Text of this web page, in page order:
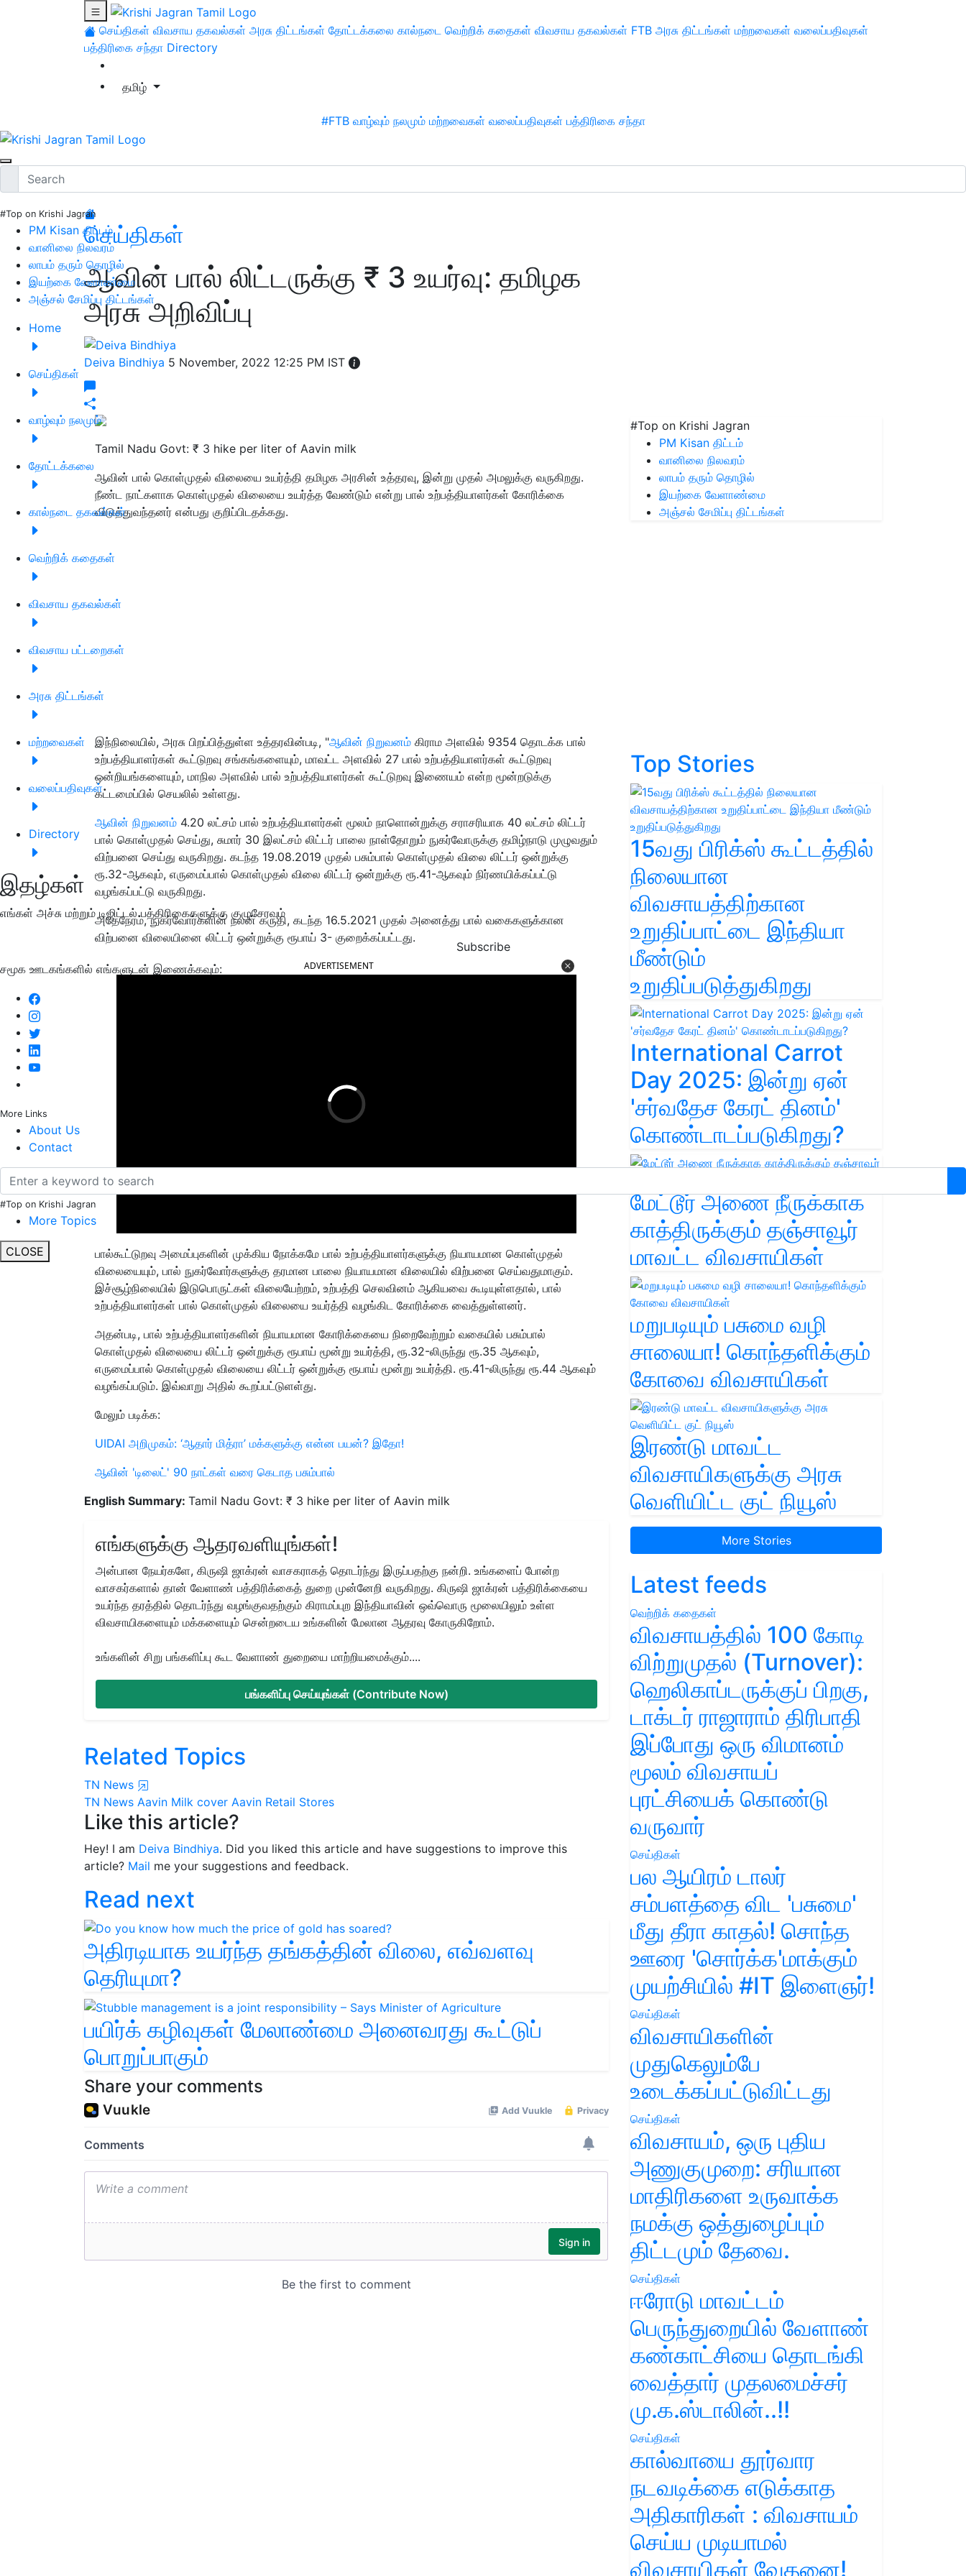
செய்திகள் விவசாய தகவல்கள் அரசு திட்டங்கள் தோட்டக்கலை கால்நடை வெற்றிக் கதைகள் விவசாய தகவல்கள் FTB அரசு திட்டங்கள் மற்றவைகள் வலைப்பதிவுகள்
பத்திரிகை சந்தா Directory
தமிழ்
#FTB வாழ்வும் நலமும் மற்றவைகள் வலைப்பதிவுகள் பத்திரிகை சந்தா
#Top on Krishi Jagran
PM Kisan திட்டம்
வானிலை நிலவரம்
லாபம் தரும் தொழில்
இயற்கை வேளாண்மை
அஞ்சல் சேமிப்பு திட்டங்கள்
Home
செய்திகள்
வாழ்வும் நலமும்
தோட்டக்கலை
கால்நடை தகவல்கள்
வெற்றிக் கதைகள்
விவசாய தகவல்கள்
விவசாய பட்டறைகள்
அரசு திட்டங்கள்
மற்றவைகள்
வலைப்பதிவுகள்
Directory
இதழ்கள்
எங்கள் அச்சு மற்றும் டிஜிட்டல் பத்திரிகைகளுக்கு குழுசேரவும்
Subscribe
சமூக ஊடகங்களில் எங்களுடன் இணைக்கவும்:
More Links
About Us
Contact
#Top on Krishi Jagran
More Topics
CLOSE
செய்திகள்
ஆவின் பால் லிட்டருக்கு ₹ 3 உயர்வு: தமிழக
அரசு அறிவிப்பு
Deiva Bindhiya 5 November, 2022 12:25 PM IST
Tamil Nadu Govt: ₹ 3 hike per liter of Aavin milk
ஆவின் பால் கொள்முதல் விலையை உயர்த்தி தமிழக அரசின் உத்தரவு, இன்று முதல் அமலுக்கு வருகிறது.
நீண்ட நாட்களாக கொள்முதல் விலையை உயர்த்த வேண்டும் என்று பால் உற்பத்தியாளர்கள் கோரிக்கை
விடுத்துவந்தனர் என்பது குறிப்பிடதக்கது.
இந்நிலையில், அரசு பிறப்பித்துள்ள உத்தரவின்படி, "ஆவின் நிறுவனம் கிராம அளவில் 9354 தொடக்க பால்
உற்பத்தியாளர்கள் கூட்டுறவு சங்கங்களையும், மாவட்ட அளவில் 27 பால் உற்பத்தியாளர்கள் கூட்டுறவு
ஒன்றியங்களையும், மாநில அளவில் பால் உற்பத்தியாளர்கள் கூட்டுறவு இணையம் என்ற மூன்றடுக்கு
கட்டமைப்பில் செயலில் உள்ளது.
ஆவின் நிறுவனம் 4.20 லட்சம் பால் உற்பத்தியாளர்கள் மூலம் நாளொன்றுக்கு சராசரியாக 40 லட்சம் லிட்டர்
பால் கொள்முதல் செய்து, சுமார் 30 இலட்சம் லிட்டர் பாலை நாள்தோறும் நுகர்வோருக்கு தமிழ்நாடு முழுவதும்
விற்பனை செய்து வருகிறது. கடந்த 19.08.2019 முதல் பசும்பால் கொள்முதல் விலை லிட்டர் ஒன்றுக்கு
ரூ.32-ஆகவும், எருமைப்பால் கொள்முதல் விலை லிட்டர் ஒன்றுக்கு ரூ.41-ஆகவும் நிர்ணயிக்கப்பட்டு
வழங்கப்பட்டு வருகிறது.
அதேநேரம், நுகர்வோர்களின் நலன் கருதி, கடந்த 16.5.2021 முதல் அனைத்து பால் வகைகளுக்கான
விற்பனை விலையினை லிட்டர் ஒன்றுக்கு ரூபாய் 3- குறைக்கப்பட்டது.
ADVERTISEMENT
பால்கூட்டுறவு அமைப்புகளின் முக்கிய நோக்கமே பால் உற்பத்தியாளர்களுக்கு நியாயமான கொள்முதல்
விலையையும், பால் நுகர்வோர்களுக்கு தரமான பாலை நியாயமான விலையில் விற்பனை செய்வதுமாகும்.
இச்சூழ்நிலையில் இடுபொருட்கள் விலையேற்றம், உற்பத்தி செலவினம் ஆகியவை கூடியுள்ளதால், பால்
உற்பத்தியாளர்கள் பால் கொள்முதல் விலையை உயர்த்தி வழங்கிட கோரிக்கை வைத்துள்ளனர்.
அதன்படி, பால் உற்பத்தியாளர்களின் நியாயமான கோரிக்கையை நிறைவேற்றும் வகையில் பசும்பால்
கொள்முதல் விலையை லிட்டர் ஒன்றுக்கு ரூபாய் மூன்று உயர்த்தி, ரூ.32-லிருந்து ரூ.35 ஆகவும்,
எருமைப்பால் கொள்முதல் விலையை லிட்டர் ஒன்றுக்கு ரூபாய் மூன்று உயர்த்தி. ரூ.41-லிருந்து ரூ.44 ஆகவும்
வழங்கப்படும். இவ்வாறு அதில் கூறப்பட்டுளள்து.
மேலும் படிக்க:
UIDAI அறிமுகம்: ‘ஆதார் மித்ரா’ மக்களுக்கு என்ன பயன்? இதோ!
ஆவின் 'டிலைட்' 90 நாட்கள் வரை கெடாத பசும்பால்
English Summary: Tamil Nadu Govt: ₹ 3 hike per liter of Aavin milk
எங்களுக்கு ஆதரவளியுங்கள்!
அன்பான நேயர்களே, கிருஷி ஜாக்ரன் வாசகராகத் தொடர்ந்து இருப்பதற்கு நன்றி. உங்களைப் போன்ற
வாசகர்களால் தான் வேளாண் பத்திரிக்கைத் துறை முன்னேறி வருகிறது. கிருஷி ஜாக்ரன் பத்திரிக்கையை
உயர்ந்த தரத்தில் தொடர்ந்து வழங்குவதற்கும் கிராமப்புற இந்தியாவின் ஒவ்வொரு மூலையிலும் உள்ள
விவசாயிகளையும் மக்களையும் சென்றடைய உங்களின் மேலான ஆதரவு கோருகிறோம்.
உங்களின் சிறு பங்களிப்பு கூட வேளாண் துறையை மாற்றியமைக்கும்....
பங்களிப்பு செய்யுங்கள் (Contribute Now)
Related Topics
TN News
TN News Aavin Milk cover Aavin Retail Stores
Like this article?
Hey! I am Deiva Bindhiya. Did you liked this article and have suggestions to improve this
article? Mail me your suggestions and feedback.
Read next
அதிரடியாக உயர்ந்த தங்கத்தின் விலை, எவ்வளவு
தெரியுமா?
பயிர்க் கழிவுகள் மேலாண்மை அனைவரது கூட்டுப்
பொறுப்பாகும்
Share your comments
#Top on Krishi Jagran
PM Kisan திட்டம்
வானிலை நிலவரம்
லாபம் தரும் தொழில்
இயற்கை வேளாண்மை
அஞ்சல் சேமிப்பு திட்டங்கள்
Top Stories
15வது பிரிக்ஸ் கூட்டத்தில்
நிலையான
விவசாயத்திற்கான
உறுதிப்பாட்டை இந்தியா
மீண்டும்
உறுதிப்படுத்துகிறது
International Carrot
Day 2025: இன்று ஏன்
'சர்வதேச கேரட் தினம்'
கொண்டாடப்படுகிறது?
மேட்டூர் அணை நீருக்காக
காத்திருக்கும் தஞ்சாவூர்
மாவட்ட விவசாயிகள்
மறுபடியும் பசுமை வழி
சாலையா! கொந்தளிக்கும்
கோவை விவசாயிகள்
இரண்டு மாவட்ட
விவசாயிகளுக்கு அரசு
வெளியிட்ட குட் நியூஸ்
More Stories
Latest feeds
வெற்றிக் கதைகள்
விவசாயத்தில் 100 கோடி
விற்றுமுதல் (Turnover):
ஹெலிகாப்டருக்குப் பிறகு,
டாக்டர் ராஜாராம் திரிபாதி
இப்போது ஒரு விமானம்
மூலம் விவசாயப்
புரட்சியைக் கொண்டு
வருவார்
செய்திகள்
பல ஆயிரம் டாலர்
சம்பளத்தை விட 'பசுமை'
மீது தீரா காதல்! சொந்த
ஊரை 'சொர்க்க'மாக்கும்
முயற்சியில் #IT இளைஞர்!
செய்திகள்
விவசாயிகளின்
முதுகெலும்பே
உடைக்கப்பட்டுவிட்டது
செய்திகள்
விவசாயம், ஒரு புதிய
அணுகுமுறை: சரியான
மாதிரிகளை உருவாக்க
நமக்கு ஒத்துழைப்பும்
திட்டமும் தேவை.
செய்திகள்
ஈரோடு மாவட்டம்
பெருந்துறையில் வேளாண்
கண்காட்சியை தொடங்கி
வைத்தார் முதலமைச்சர்
மு.க.ஸ்டாலின்..!!
செய்திகள்
கால்வாயை தூர்வார
நடவடிக்கை எடுக்காத
அதிகாரிகள் : விவசாயம்
செய்ய முடியாமல்
விவசாயிகள் வேதனை!